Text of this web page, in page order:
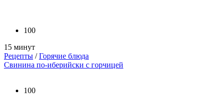
100
15 минут
Рецепты /Горячие блюда
Свинина по-иберийски с горчицей
100